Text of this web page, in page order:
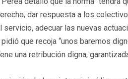
dar respuesta a los
adecuar las nuevas
que recoja “unos baremos
una retribución digna,